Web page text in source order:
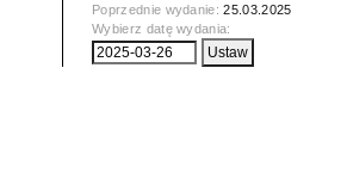
Poprzednie wydanie:25.03.2025
Wybierz datę wydania: